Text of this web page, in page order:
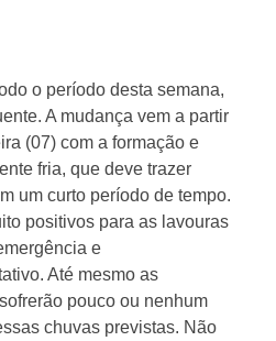
o período desta semana,
A mudança vem a partir
(07) com a formação e
fria, que deve trazer
um curto período de tempo.
positivos para as lavouras
e
Até mesmo as
pouco ou nenhum
chuvas previstas. Não